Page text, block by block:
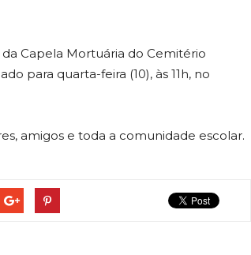
Capela Mortuária do Cemitério
para quarta-feira (10), às 11h, no
amigos e toda a comunidade escolar.